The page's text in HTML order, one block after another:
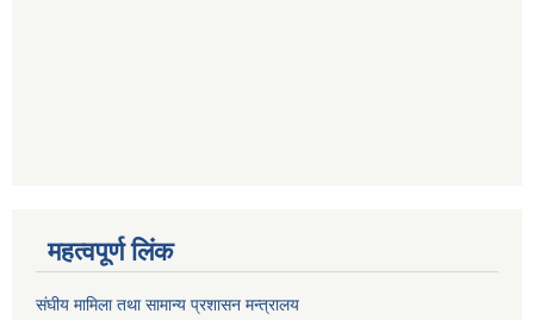
महत्वपूर्ण लिंक
संघीय मामिला तथा सामान्य प्रशासन मन्त्रालय